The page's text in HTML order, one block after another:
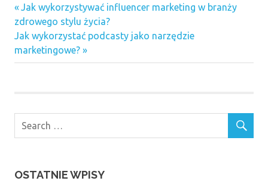
Nawigacja
wpisu
Previous
Post:
Jak wykorzystywać influencer marketing w branży
zdrowego stylu życia?
Next
Post:
Jak wykorzystać podcasty jako narzędzie
marketingowe?
OSTATNIE WPISY